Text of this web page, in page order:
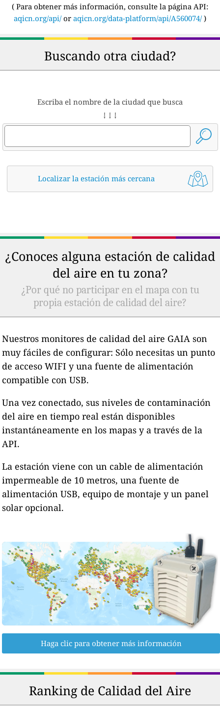
( Para obtener más información, consulte la página API:
aqicn.org/api/or aqicn.org/data-platform/api/A560074/)
Buscando otra ciudad?
Escriba el nombre de la ciudad que busca
↓ ↓ ↓
Localizar la estación más cercana
¿Conoces alguna estación de calidad
del aire en tu zona?
¿Por qué no participar en el mapa con tu
propia estación de calidad del aire?
Nuestros monitores de calidad del aire GAIA son
muy fáciles de configurar: Sólo necesitas un punto
de acceso WIFI y una fuente de alimentación
compatible con USB.
Una vez conectado, sus niveles de contaminación
del aire en tiempo real están disponibles
instantáneamente en los mapas y a través de la
API.
La estación viene con un cable de alimentación
impermeable de 10 metros, una fuente de
alimentación USB, equipo de montaje y un panel
solar opcional.
Haga clic para obtener más información
Ranking de Calidad del Aire